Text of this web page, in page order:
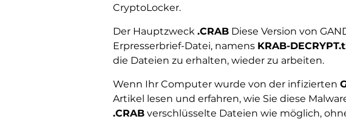
CryptoLocker.
Der Hauptzweck .CRAB Diese Version von
Erpresserbrief-Datei, namens KRAB-
die Dateien zu erhalten, wieder zu arbeiten.
Wenn Ihr Computer wurde von der infizierten
Artikel lesen und erfahren, wie Sie diese
.CRAB verschlüsselte Dateien wie möglich,